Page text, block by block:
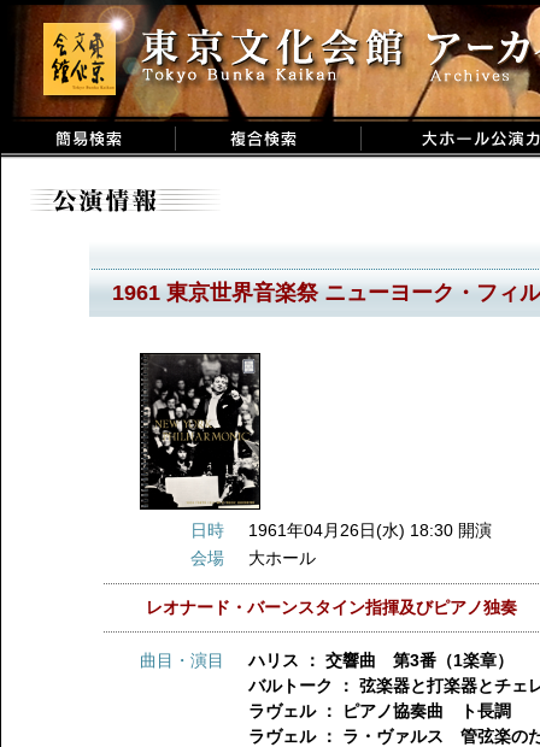
1961 東京世界音楽祭 ニューヨーク・フィ
日時
1961年04月26日(水) 18:30 開演
会場
大ホール
レオナード・バーンスタイン指揮及びピアノ独奏
曲目・演目
ハリス ： 交響曲 第3番（1楽章）
バルトーク ： 弦楽器と打楽器とチェ
ラヴェル ： ピアノ協奏曲 ト長調
ラヴェル ： ラ・ヴァルス 管弦楽の